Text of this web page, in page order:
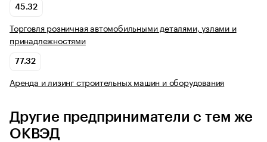
45.32
Торговля розничная автомобильными деталями, узлами и
принадлежностями
77.32
Аренда и лизинг строительных машин и оборудования
Другие предприниматели с тем же
ОКВЭД